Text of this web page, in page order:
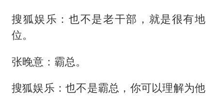
搜狐娱乐：也不是老干部，就是很有地
位。
张晚意：霸总。
搜狐娱乐：也不是霸总，你可以理解为他